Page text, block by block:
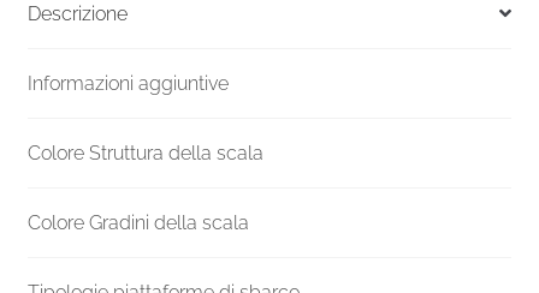
1600
quantità
Descrizione
Informazioni aggiuntive
Colore Struttura della scala
Colore Gradini della scala